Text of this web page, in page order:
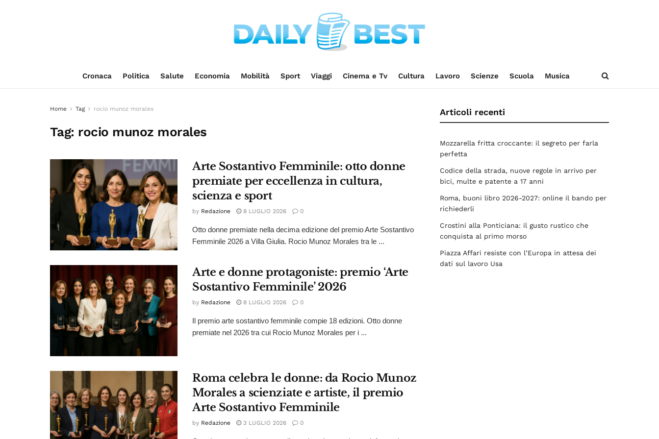
Cronaca Politica Salute Economia Mobilità Sport Viaggi Cinema e Tv Cultura Lavoro Scienze Scuola Musica
Home Tag rocio munoz morales
Tag: rocio munoz morales
Arte Sostantivo Femminile: otto donne
premiate per eccellenza in cultura,
scienza e sport
by Redazione 8 LUGLIO 2026 0
Otto donne premiate nella decima edizione del premio Arte Sostantivo
Femminile 2026 a Villa Giulia. Rocio Munoz Morales tra le ...
Arte e donne protagoniste: premio ‘Arte
Sostantivo Femminile’ 2026
by Redazione 8 LUGLIO 2026 0
Il premio arte sostantivo femminile compie 18 edizioni. Otto donne
premiate nel 2026 tra cui Rocio Munoz Morales per i ...
Roma celebra le donne: da Rocio Munoz
Morales a scienziate e artiste, il premio
Arte Sostantivo Femminile
by Redazione 3 LUGLIO 2026 0
Articoli recenti
Mozzarella fritta croccante: il segreto per farla
perfetta
Codice della strada, nuove regole in arrivo per
bici, multe e patente a 17 anni
Roma, buoni libro 2026-2027: online il bando per
richiederli
Crostini alla Ponticiana: il gusto rustico che
conquista al primo morso
Piazza Affari resiste con l’Europa in attesa dei
dati sul lavoro Usa